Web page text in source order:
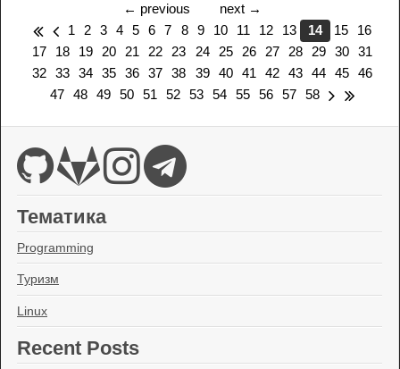
← previous next →
1 2 3 4 5 6 7 8 9 10 11 12 13 14 15
16
17
18 19 20 21 22 23 24 25 26 27 28 29 30 31
32 33 34 35 36 37 38 39 40 41 42 43 44 45 46
47
48 49 50 51 52 53 54 55 56 57 58
Тематика
Programming
Туризм
Linux
Recent Posts